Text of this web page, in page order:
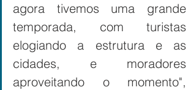
agora tivemos uma grande
temporada, com turistas
elogiando a estrutura e as
cidades, e moradores
aproveitando o momento",